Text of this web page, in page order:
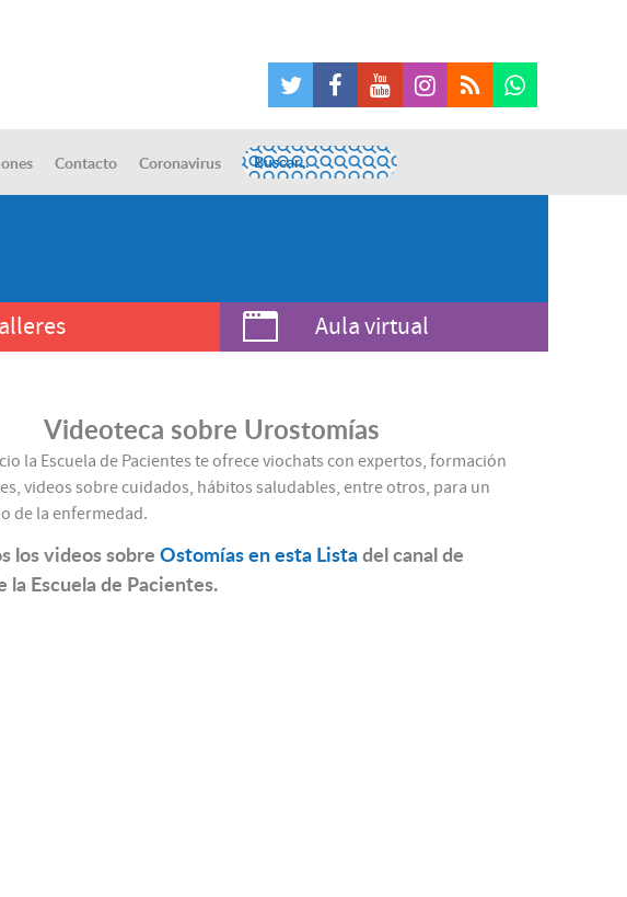
Contacto Coronavirus
Aula virtual
Videoteca sobre Urostomías
la Escuela de Pacientes te ofrece viochats con expertos, formación
videos sobre cuidados, hábitos saludables, entre otros, para un
de la enfermedad.
los videos sobreOstomías en esta Listadel canal de
la Escuela de Pacientes.